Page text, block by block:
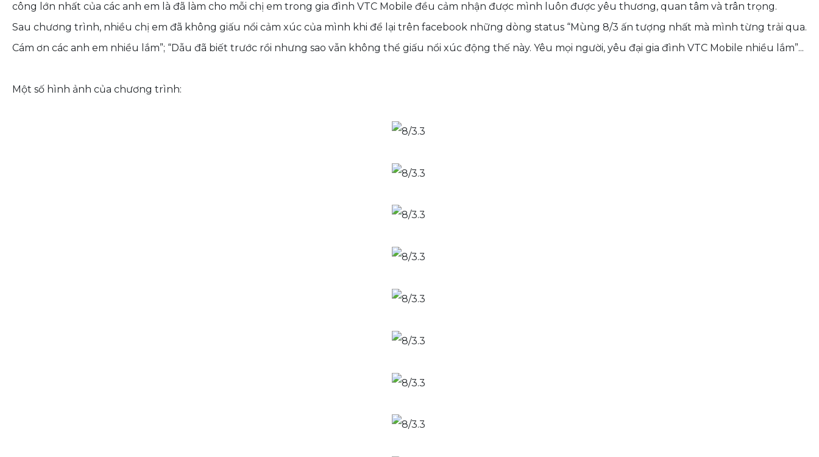
công lớn nhất của các anh em là đã làm cho mỗi chị em trong gia đình VTC Mobile đều cảm nhận được mình luôn được yêu thương, quan tâm và trân trọng.
Sau chương trình, nhiều chị em đã không giấu nổi cảm xúc của mình khi để lại trên facebook những dòng status “Mùng 8/3 ấn tượng nhất mà mình từng trải qua.
Cám ơn các anh em nhiều lắm”; “Dẫu đã biết trước rồi nhưng sao vẫn không thể giấu nổi xúc động thế này. Yêu mọi người, yêu đại gia đình VTC Mobile nhiều lắm”...
Một số hình ảnh của chương trình: